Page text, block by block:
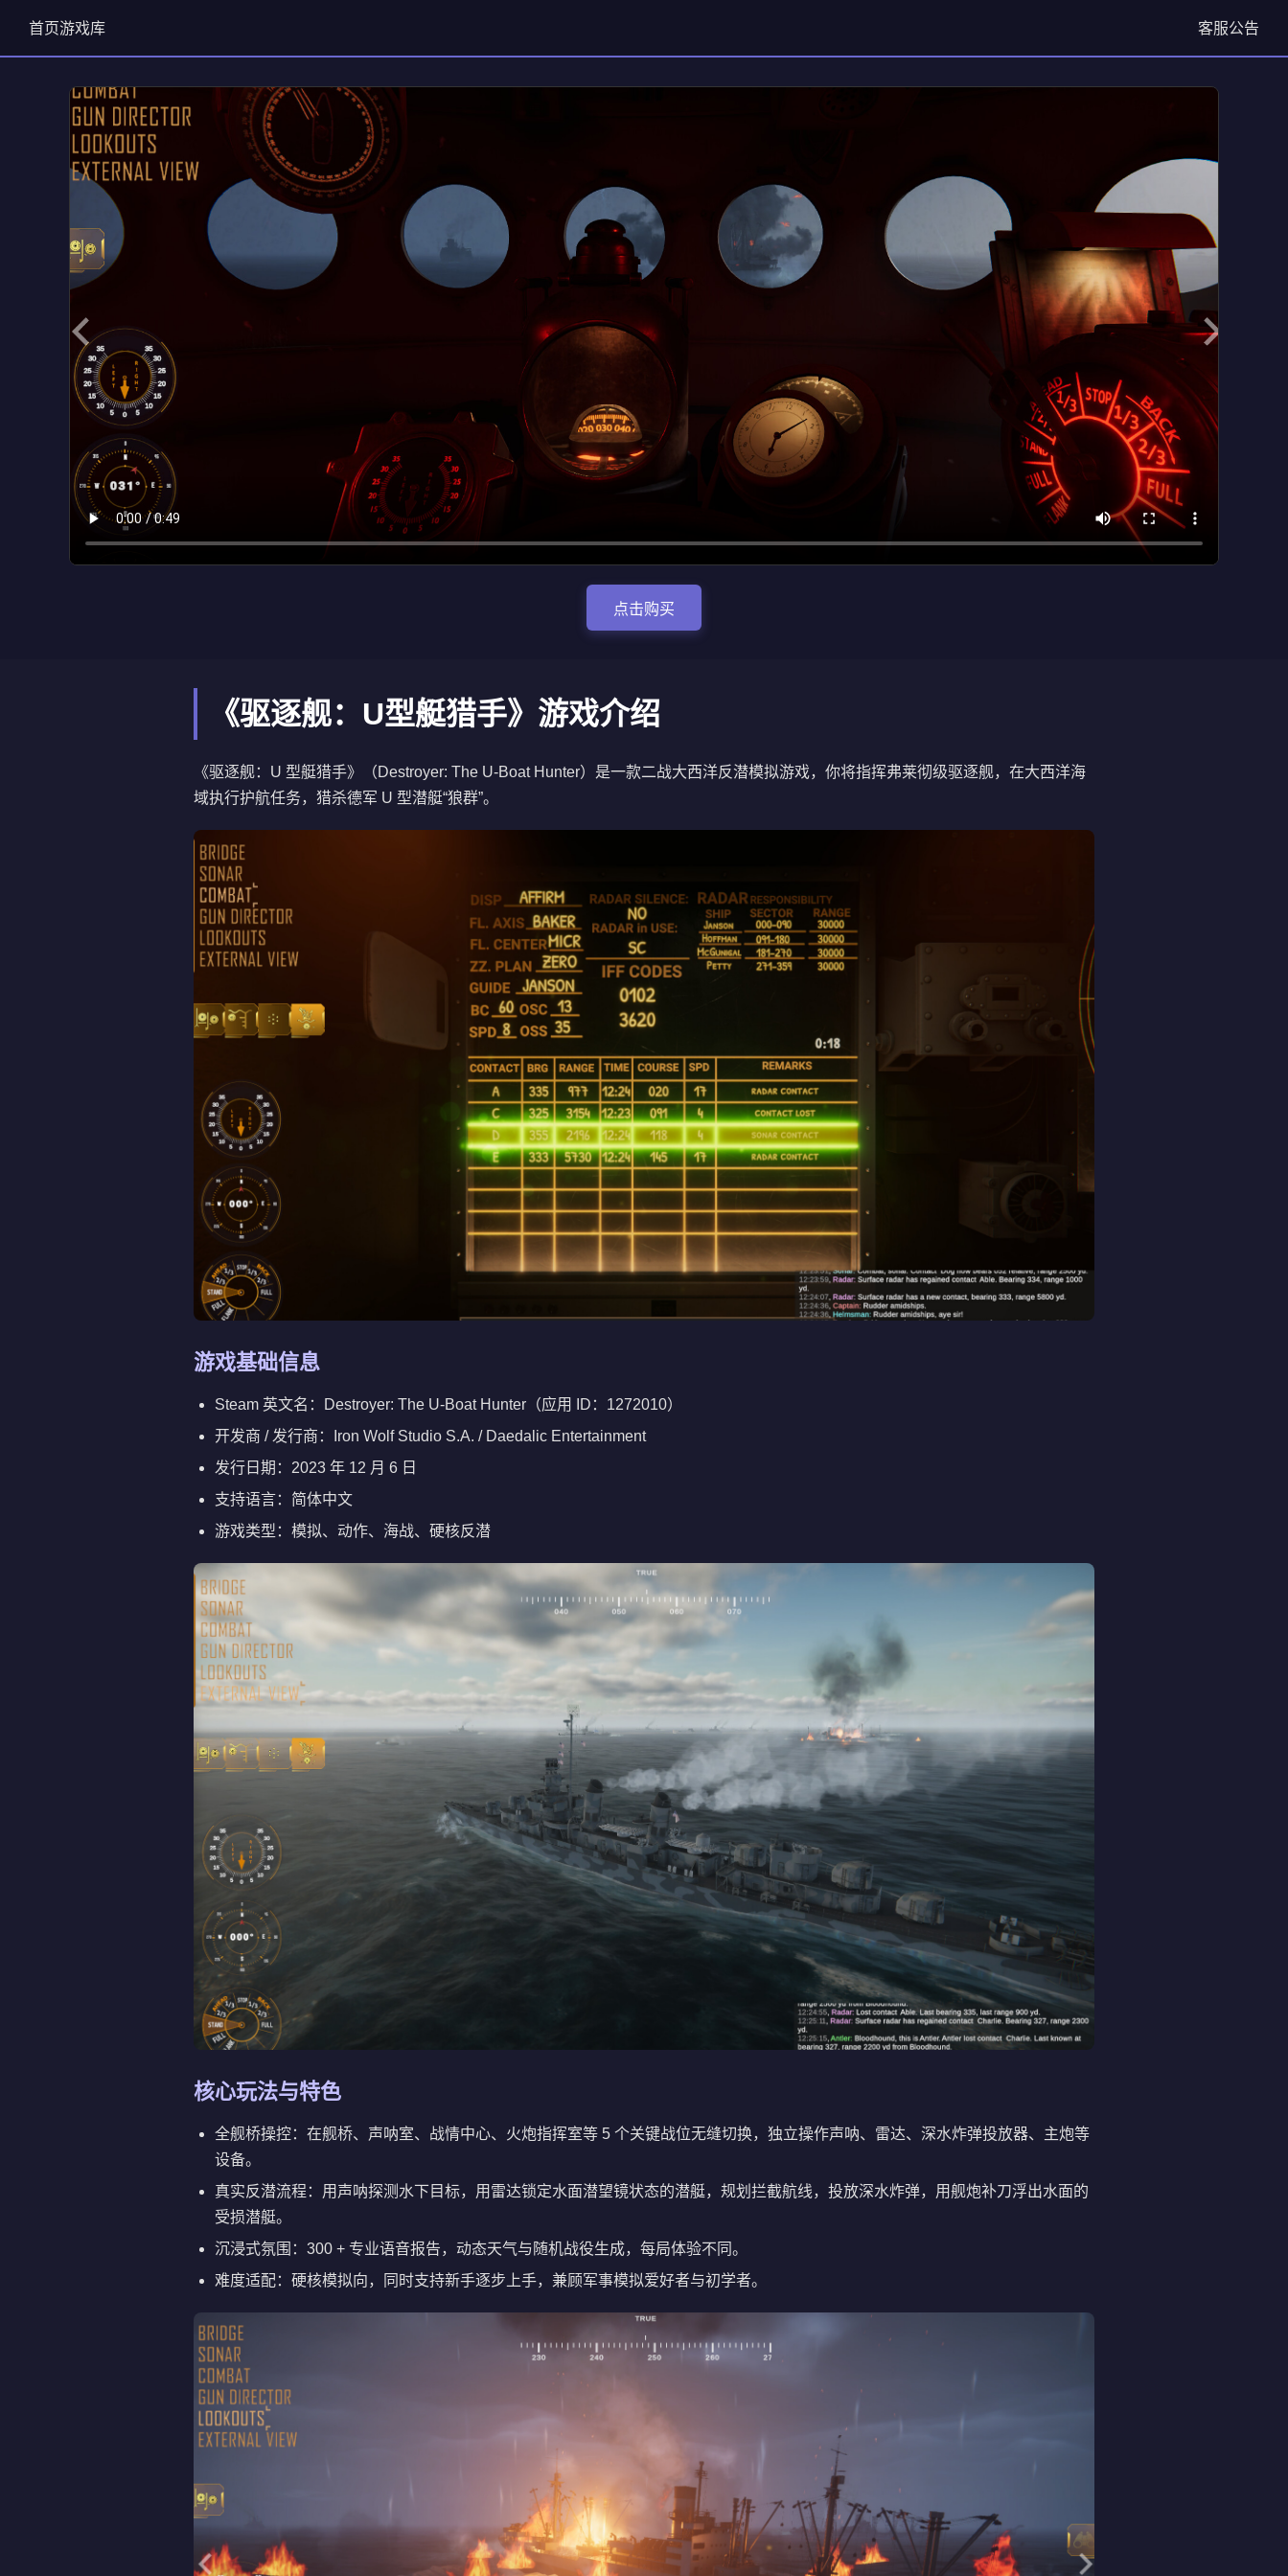
首页游戏库 客服公告
点击购买
《驱逐舰：U型艇猎手》游戏介绍
《驱逐舰：U 型艇猎手》（Destroyer: The U-Boat Hunter）是一款二战大西洋反潜模拟游戏，你将指挥弗莱彻级驱逐舰，在大西洋海
域执行护航任务，猎杀德军 U 型潜艇“狼群”。
游戏基础信息
Steam 英文名：Destroyer: The U-Boat Hunter（应用 ID：1272010）
开发商 / 发行商：Iron Wolf Studio S.A. / Daedalic Entertainment
发行日期：2023 年 12 月 6 日
支持语言：简体中文
游戏类型：模拟、动作、海战、硬核反潜
核心玩法与特色
全舰桥操控：在舰桥、声呐室、战情中心、火炮指挥室等 5 个关键战位无缝切换，独立操作声呐、雷达、深水炸弹投放器、主炮等
设备。
真实反潜流程：用声呐探测水下目标，用雷达锁定水面潜望镜状态的潜艇，规划拦截航线，投放深水炸弹，用舰炮补刀浮出水面的
受损潜艇。
沉浸式氛围：300 + 专业语音报告，动态天气与随机战役生成，每局体验不同。
难度适配：硬核模拟向，同时支持新手逐步上手，兼顾军事模拟爱好者与初学者。